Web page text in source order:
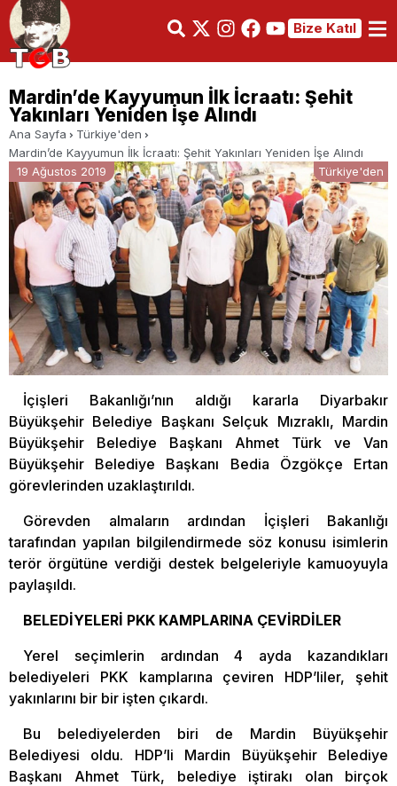
Bize Katıl
Mardin’de Kayyumun İlk İcraatı: Şehit
Yakınları Yeniden İşe Alındı
Ana Sayfa
Türkiye'den
Mardin’de Kayyumun İlk İcraatı: Şehit Yakınları Yeniden İşe Alındı
19 Ağustos 2019
Türkiye'den
İçişleri Bakanlığı’nın aldığı kararla Diyarbakır
Büyükşehir Belediye Başkanı Selçuk Mızraklı, Mardin
Büyükşehir Belediye Başkanı Ahmet Türk ve Van
Büyükşehir Belediye Başkanı Bedia Özgökçe Ertan
görevlerinden uzaklaştırıldı.
Görevden almaların ardından İçişleri Bakanlığı
tarafından yapılan bilgilendirmede söz konusu isimlerin
terör örgütüne verdiği destek belgeleriyle kamuoyuyla
paylaşıldı.
BELEDİYELERİ PKK KAMPLARINA ÇEVİRDİLER
Yerel seçimlerin ardından 4 ayda kazandıkları
belediyeleri PKK kamplarına çeviren HDP’liler, şehit
yakınlarını bir bir işten çıkardı.
Bu belediyelerden biri de Mardin Büyükşehir
Belediyesi oldu. HDP’li Mardin Büyükşehir Belediye
Başkanı Ahmet Türk, belediye iştirakı olan birçok